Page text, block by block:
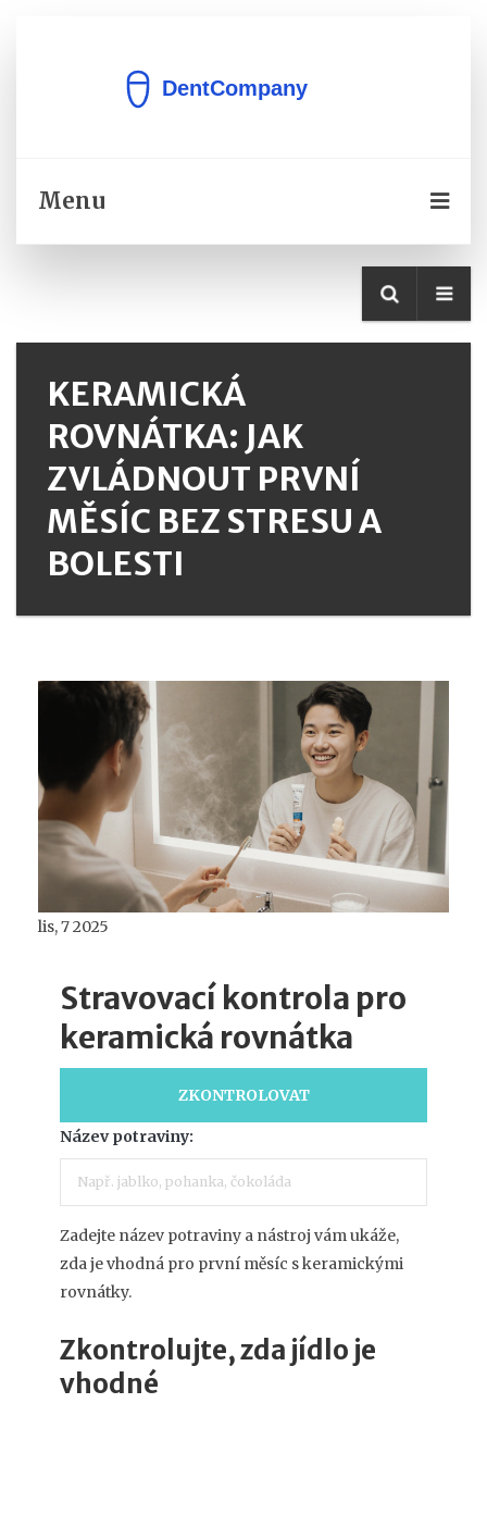
Menu
KERAMICKÁ
ROVNÁTKA: JAK
ZVLÁDNOUT PRVNÍ
MĚSÍC BEZ STRESU A
BOLESTI
lis, 7 2025
Stravovací kontrola pro
keramická rovnátka
Zkontrolujte, zda jídlo je
vhodné
Zadejte název potraviny a nástroj vám ukáže,
zda je vhodná pro první měsíc s keramickými
rovnátky.
Název potraviny:
ZKONTROLOVAT